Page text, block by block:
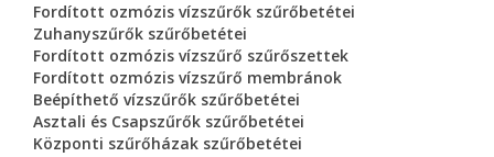
Fordított ozmózis vízszűrők szűrőbetétei
Zuhanyszűrők szűrőbetétei
Fordított ozmózis vízszűrő szűrőszettek
Fordított ozmózis vízszűrő membránok
Beépíthető vízszűrők szűrőbetétei
Asztali és Csapszűrők szűrőbetétei
Központi szűrőházak szűrőbetétei